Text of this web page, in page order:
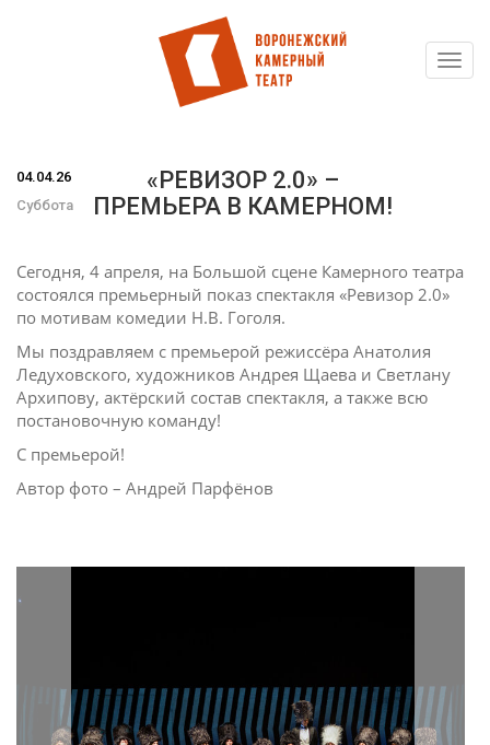
04.04.26
Суббота
«РЕВИЗОР 2.0» –
ПРЕМЬЕРА В КАМЕРНОМ!
Сегодня, 4 апреля, на Большой сцене Камерного театра
состоялся премьерный показ спектакля «Ревизор 2.0»
по мотивам комедии Н.В. Гоголя.
Мы поздравляем с премьерой режиссёра Анатолия
Ледуховского, художников Андрея Щаева и Светлану
Архипову, актёрский состав спектакля, а также всю
постановочную команду!
С премьерой!
Автор фото – Андрей Парфёнов